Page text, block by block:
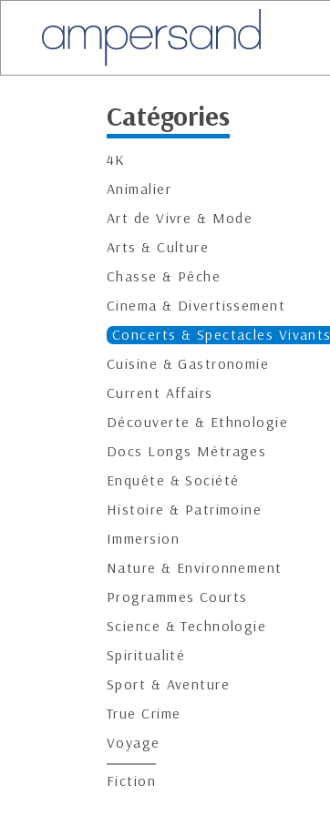
Catégories
4K
Animalier
Art de Vivre & Mode
Arts & Culture
Chasse & Pêche
Cinema & Divertissement
Concerts & Spectacles Vivants
Cuisine & Gastronomie
Current Affairs
Découverte & Ethnologie
Docs Longs Métrages
Enquête & Société
Histoire & Patrimoine
Immersion
Nature & Environnement
Programmes Courts
Science & Technologie
Spiritualité
Sport & Aventure
True Crime
Voyage
Fiction